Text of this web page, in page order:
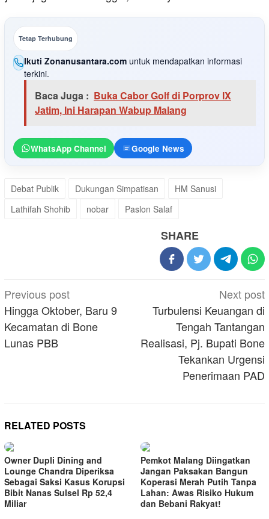
Tetap Terhubung
Ikuti Zonanusantara.com untuk mendapatkan informasi
terkini.
Baca Juga : Buka Cabor Golf di Porprov IX
Jatim, Ini Harapan Wabup Malang
WhatsApp Channel Google News
Debat Publik Dukungan Simpatisan
HM Sanusi
Lathifah Shohib
nobar Paslon Salaf
SHARE
Post
navigation
Previous post
Hingga Oktober, Baru 9
Kecamatan di Bone
Lunas PBB
Next post
Turbulensi Keuangan di
Tengah Tantangan
Realisasi, Pj. Bupati Bone
Tekankan Urgensi
Penerimaan PAD
RELATED POSTS
Owner Dupli Dining and
Lounge Chandra Diperiksa
Sebagai Saksi Kasus Korupsi
Bibit Nanas Sulsel Rp 52,4
Miliar
Pemkot Malang Diingatkan
Jangan Paksakan Bangun
Koperasi Merah Putih Tanpa
Lahan: Awas Risiko Hukum
dan Bebani Rakyat!